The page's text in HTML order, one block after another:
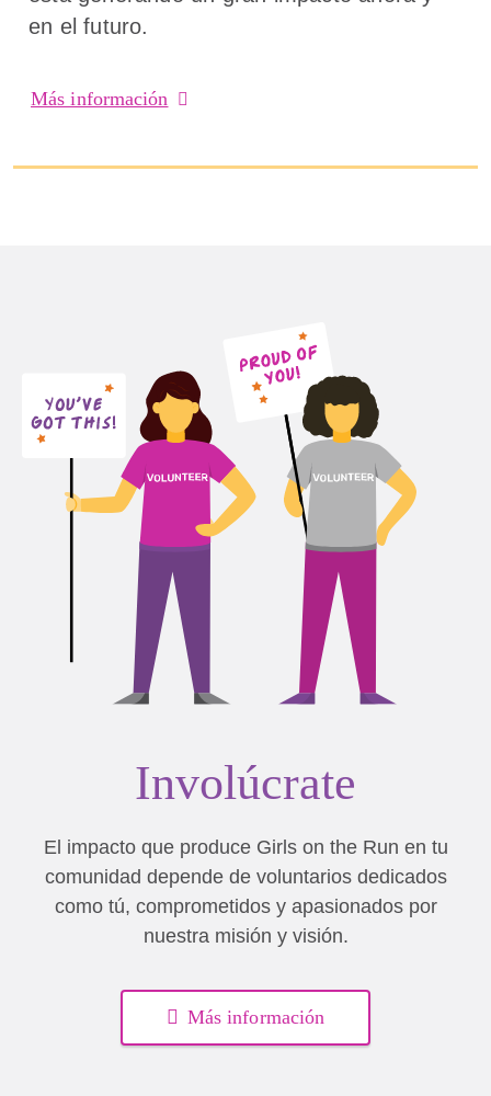
en el futuro.
Más información
Involúcrate
El impacto que produce Girls on the Run en tu
comunidad depende de voluntarios dedicados
como tú, comprometidos y apasionados por
nuestra misión y visión.
Más información